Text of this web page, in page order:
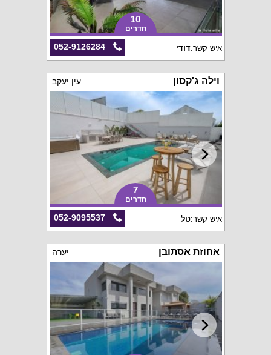
10
חדרים
052-9126284 איש קשר:דודי
וילה ג'קסון עין יעקב
7
חדרים
052-9095537 איש קשר:טל
אחוזת אסתובן יערה